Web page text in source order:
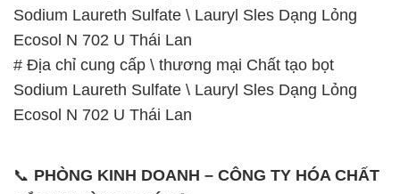
Sodium Laureth Sulfate \ Lauryl Sles Dạng Lỏng
Ecosol N 702 U Thái Lan
# Địa chỉ cung cấp \ thương mại Chất tạo bọt
Sodium Laureth Sulfate \ Lauryl Sles Dạng Lỏng
Ecosol N 702 U Thái Lan
📞 PHÒNG KINH DOANH – CÔNG TY HÓA CHẤT